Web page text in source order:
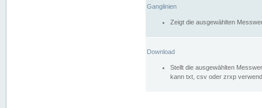
Ganglinien
Zeigt die ausgewählten
Download
Stellt die ausgewählten
kann txt, csv oder zrxp